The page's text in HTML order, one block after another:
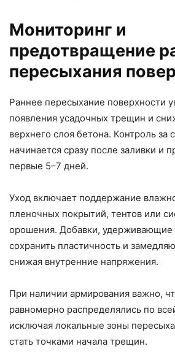
Мониторинг и
предотвращение
пересыхания
Раннее пересыхание поверхности
появления усадочных трещин и
верхнего слоя бетона. Контроль за
начинается сразу после заливки и
первые 5–7 дней.
Уход включает поддержание
пленочных покрытий, тентов или
орошения. Добавки, удерживающие
сохранить пластичность и
снижая внутренние напряжения.
При наличии армирования важно,
равномерно распределялись по
исключая локальные зоны
стать точками начала трещин.